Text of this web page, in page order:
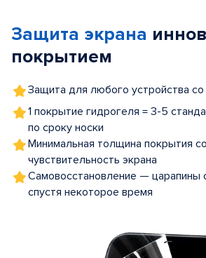
5
Защита экрана
покрытием
Защита для любого устройства со
1 покрытие гидрогеля = 3-5
по сроку носки
Минимальная толщина покрытия
чувствительность экрана
Самовосстановление — царапины
спустя некоторое время